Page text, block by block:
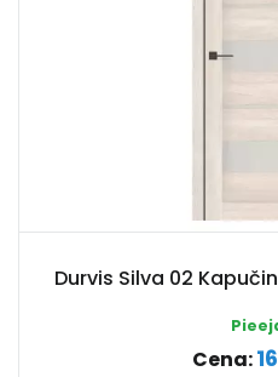
Durvis Silva 02
Cena: